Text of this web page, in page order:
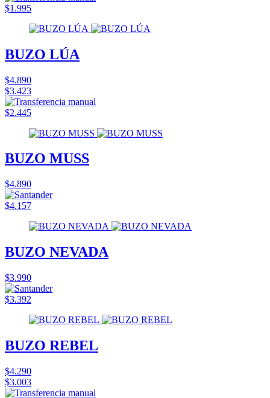
$1.995
BUZO LÚA
$4.890
$3.423
$2.445
BUZO MUSS
$4.890
$4.157
BUZO NEVADA
$3.990
$3.392
BUZO REBEL
$4.290
$3.003